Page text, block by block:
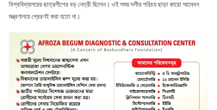
বিশ্ববিদ্যালয়ের ছাত্রলীগের বড় নেত্রী ছিলেন। ওই সময় দলীয় পরিচয় ছাড়া কারো আবেদন
মন্ত্রণালয়ে প্রেরণই করা হতো না।